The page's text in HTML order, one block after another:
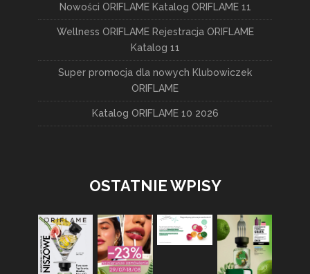
Nowości ORIFLAME Katalog ORIFLAME 11
Wellness ORIFLAME Rejestracja ORIFLAME
Katalog 11
Super promocja dla nowych Klubowiczek
ORIFLAME
Katalog ORIFLAME 10 2026
OSTATNIE WPISY